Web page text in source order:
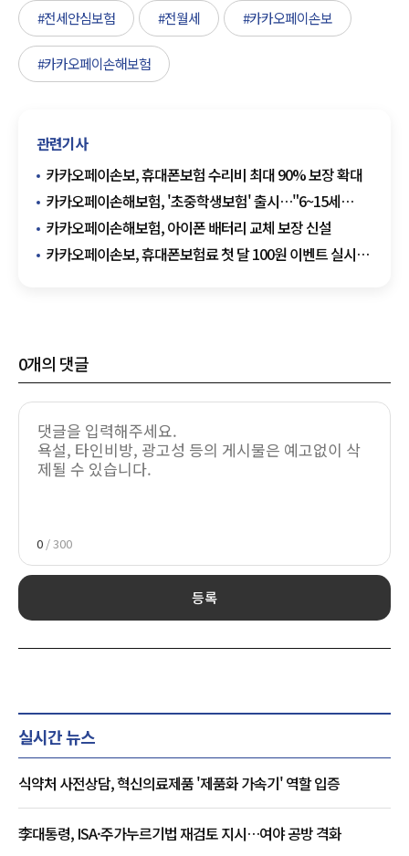
#전세안심보험 #전월세 #카카오페이손보
#카카오페이손해보험
관련기사
카카오페이손보, 휴대폰보험 수리비 최대 90% 보장 확대
카카오페이손해보험, '초중학생보험' 출시…"6~15세
필요한 보장만"
카카오페이손해보험, 아이폰 배터리 교체 보장 신설
카카오페이손보, 휴대폰보험료 첫 달 100원 이벤트 실시…
0개의 댓글
0 / 300
등록
실시간 뉴스
식약처 사전상담, 혁신의료제품 '제품화 가속기' 역할 입증
李대통령, ISA·주가누르기법 재검토 지시…여야 공방 격화